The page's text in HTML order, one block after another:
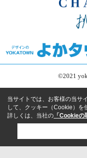
©2021
当サイトでは、お客様の当サ
して、クッキー（Cookie）を
詳しくは、当社の 「Cookieの